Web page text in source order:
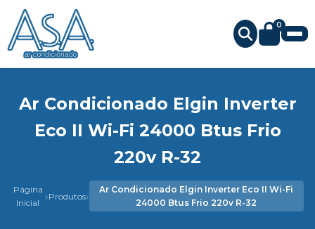
0
Ar Condicionado Elgin Inverter
Eco II Wi-Fi 24000 Btus Frio
220v R-32
Página
Inicial
›Produtos›
Ar Condicionado Elgin Inverter Eco II Wi-Fi
24000 Btus Frio 220v R-32